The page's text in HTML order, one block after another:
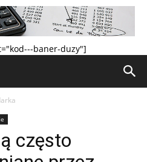
baner-duzy"]
często